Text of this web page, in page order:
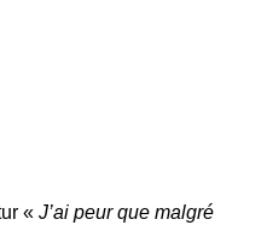
« J’ai peur que malgré